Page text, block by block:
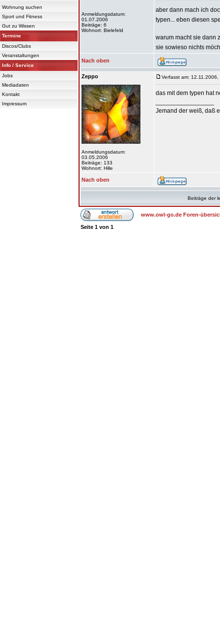
Wohnung suchen
Sport und Fitness
Gut zu Wissen
Termine
Discos/Clubs
Veranstaltungen
Info / Service
Jobs
Mediadaten
Kontakt
Impressum
Anmeldungsdatum:
01.07.2006
Beiträge: 6
Wohnort: Bielefeld
aber dann mach ich
typen... eben diesen
warum macht sie dann
sie sowieso nichts
Nach oben
Zeppo
Anmeldungsdatum:
03.05.2006
Beiträge: 133
Wohnort: Hille
Verfasst am: 12.11.2006,
das mit dem typen hat
Jemand der weiß, daß
Nach oben
Beiträge der
www.owl-go.de Foren-
Seite 1 von 1